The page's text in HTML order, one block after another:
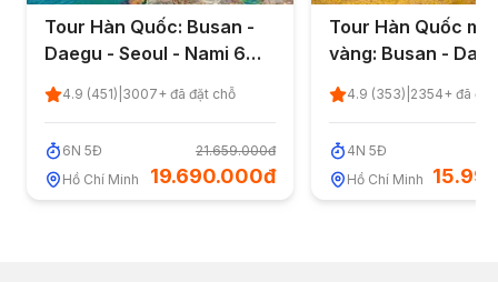
Tour Hàn Quốc: Busan -
Daegu - Seoul - Nami 6
ngày 5 đêm từ TP.HCM
4.9 (451) 3007+ đã đặt chỗ
6N 5Đ
Hồ Chí Minh
21.659.000đ
19.690.000đ
Tour Hàn Quốc
vàng: Busan -
Seoul 4 ngày 5
TP.HCM
4.9 (353) 2354+ đã
4N 5Đ
Hồ Chí Minh